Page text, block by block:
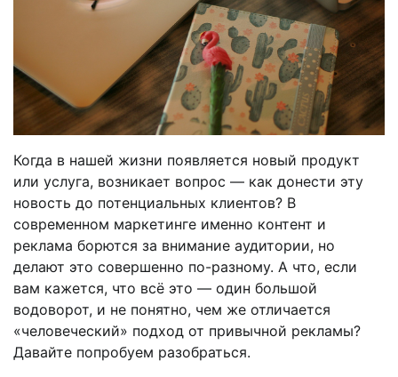
Когда в нашей жизни появляется новый продукт
или услуга, возникает вопрос — как донести эту
новость до потенциальных клиентов? В
современном маркетинге именно контент и
реклама борются за внимание аудитории, но
делают это совершенно по-разному. А что, если
вам кажется, что всё это — один большой
водоворот, и не понятно, чем же отличается
«человеческий» подход от привычной рекламы?
Давайте попробуем разобраться.